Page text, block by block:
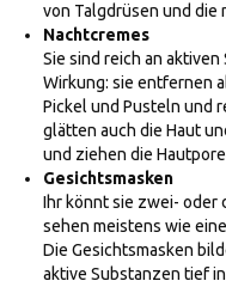
von Talgdrüsen und die
Nachtcremes
Sie sind reich an
Wirkung: sie entfernen
Pickel und Pusteln und
glätten auch die Haut
und ziehen die
Gesichtsmasken
Ihr könnt sie zwei- oder
sehen meistens wie
Die Gesichtsmasken
aktive Substanzen tief